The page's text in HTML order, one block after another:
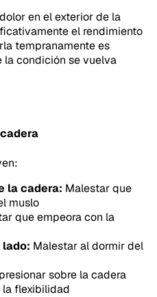
en el exterior de la
el rendimiento
tempranamente es
la condición se vuelva
la cadera: Malestar que
muslo
que empeora con la
lado: Malestar al dormir del
sobre la cadera
flexibilidad